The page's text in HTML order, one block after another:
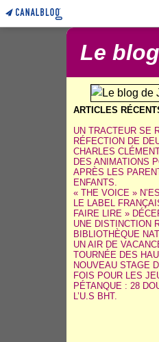
Le
ARTICLES
UN TRACTEUR SE
RÉFECTION DE
CHARLES
DES ANIMATIONS
APRÈS LES
ENFANTS.
« THE VOICE »
LE LABEL
FAIRE LIRE »
UNE DISTINCTION
BIBLIOTHÈQUE
UN AIR DE
TOURNÉE DES
NOUVEAU STAGE
FOIS POUR LES
PÉTANQUE : 28
L’U.S BHT.